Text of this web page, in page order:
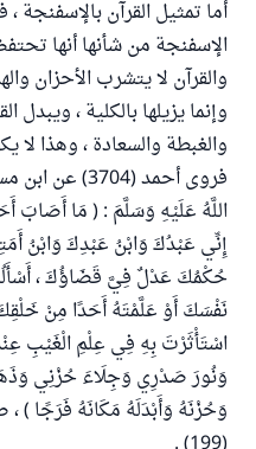
أما تمثيل القرآن بالإسفنجة
الإسفنجة من شأنها أنها
والقرآن لا يتشرب الأحزان
وإنما يزيلها بالكلية ،
والغبطة والسعادة ، وهذا لا
فروى أحمد
اللَّهُ عَلَيْهِ وَسَلَّمَ : ( مَا أَصَابَ
إِنِّي عَبْدُكَ وَابْنُ عَبْدِكَ وَابْنُ
حُكْمُكَ عَدْلٌ فِيَّ قَضَاؤُكَ ،
نَفْسَكَ أَوْ عَلَّمْتَهُ أَحَدًا مِنْ
اسْتَأْثَرْتَ بِهِ فِي عِلْمِ الْغَيْبِ
وَنُورَ صَدْرِي وَجِلَاءَ حُزْنِي
وَحُزْنَهُ وَأَبْدَلَهُ مَكَانَهُ فَرَجًا